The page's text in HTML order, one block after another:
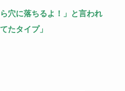
穴に落ちるよ！」と言われ
たタイプ」